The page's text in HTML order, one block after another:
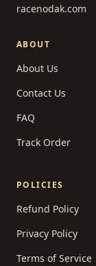
racenodak.com
ABOUT
About Us
Contact Us
FAQ
Track Order
POLICIES
Refund Policy
Privacy Policy
Terms of Service